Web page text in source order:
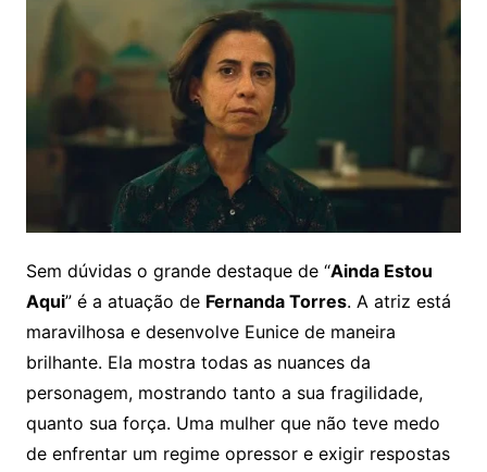
Sem dúvidas o grande destaque de “Ainda Estou
Aqui” é a atuação de Fernanda Torres. A atriz está
maravilhosa e desenvolve Eunice de maneira
brilhante. Ela mostra todas as nuances da
personagem, mostrando tanto a sua fragilidade,
quanto sua força. Uma mulher que não teve medo
de enfrentar um regime opressor e exigir respostas